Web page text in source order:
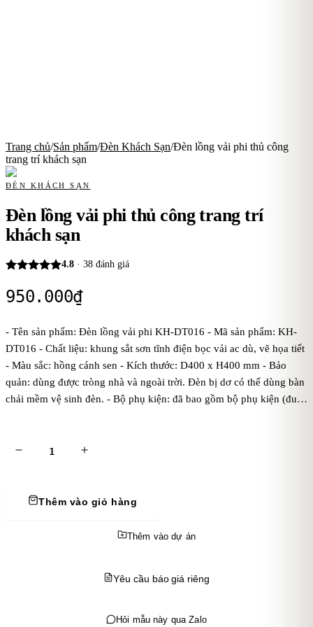
Trang chủ/Sản phẩm/Đèn Khách Sạn/Đèn lồng vải phi thủ công
trang trí khách sạn
ĐÈN KHÁCH SẠN
Đèn lồng vải phi thủ công trang trí
khách sạn
4.8 · 38 đánh giá
950.000₫
- Tên sản phẩm: Đèn lồng vải phi KH-DT016 - Mã sản phẩm: KH-
DT016 - Chất liệu: khung sắt sơn tĩnh điện bọc vải ac dù, vẽ họa tiết
- Màu sắc: hồng cánh sen - Kích thước: D400 x H400 mm - Bảo
quản: dùng được tròng nhà và ngoài trời. Đèn bị dơ có thể dùng bàn
chải mềm vệ sinh đèn. - Bộ phụ kiện: đã bao gồm bộ phụ kiện (đui
sáng đẹp và ấm áp hơn. - Điện áp: dòng điện 220V - Mẹo vặt: cách
Thêm vào giỏ hàng
Thêm vào dự án
Yêu cầu báo giá riêng
Hỏi mẫu này qua Zalo